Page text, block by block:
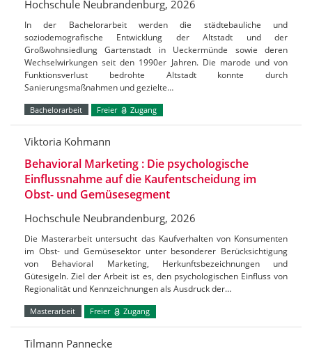
Hochschule Neubrandenburg, 2026
In der Bachelorarbeit werden die städtebauliche und
soziodemografische Entwicklung der Altstadt und der
Großwohnsiedlung Gartenstadt in Ueckermünde sowie deren
Wechselwirkungen seit den 1990er Jahren. Die marode und von
Funktionsverlust bedrohte Altstadt konnte durch
Sanierungsmaßnahmen und gezielte…
Bachelorarbeit Freier Zugang
Viktoria Kohmann
Behavioral Marketing : Die psychologische
Einflussnahme auf die Kaufentscheidung im
Obst- und Gemüsesegment
Hochschule Neubrandenburg, 2026
Die Masterarbeit untersucht das Kaufverhalten von Konsumenten
im Obst- und Gemüsesektor unter besonderer Berücksichtigung
von Behavioral Marketing, Herkunftsbezeichnungen und
Gütesigeln. Ziel der Arbeit ist es, den psychologischen Einfluss von
Regionalität und Kennzeichnungen als Ausdruck der…
Masterarbeit Freier Zugang
Tilmann Pannecke